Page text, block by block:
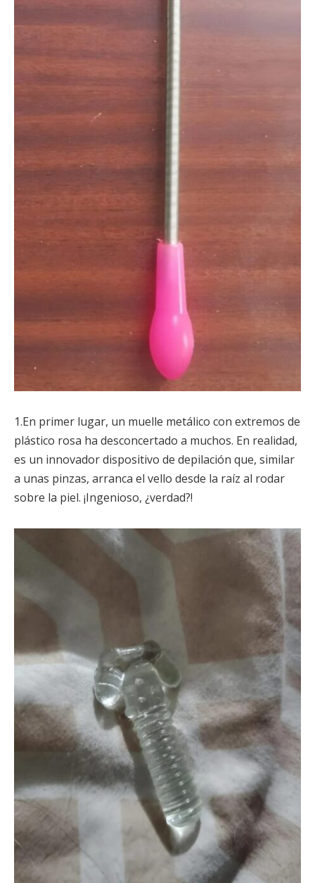
1.En primer lugar, un muelle metálico con extremos de
plástico rosa ha desconcertado a muchos. En realidad,
es un innovador dispositivo de depilación que, similar
a unas pinzas, arranca el vello desde la raíz al rodar
sobre la piel. ¡Ingenioso, ¿verdad?!